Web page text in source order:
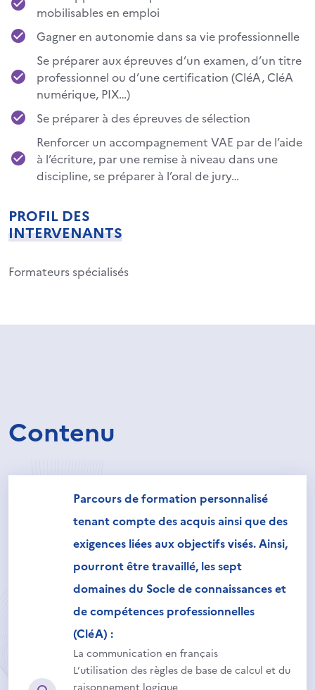
mobilisables en emploi
Gagner en autonomie dans sa vie professionnelle
Se préparer aux épreuves d’un examen, d’un titre
professionnel ou d’une certification (CléA, CléA
numérique, PIX…)
Se préparer à des épreuves de sélection
Renforcer un accompagnement VAE par de l’aide
à l’écriture, par une remise à niveau dans une
discipline, se préparer à l’oral de jury…
PROFIL DES
INTERVENANTS
Formateurs spécialisés
Contenu
Parcours de formation personnalisé
tenant compte des acquis ainsi que des
exigences liées aux objectifs visés. Ainsi,
pourront être travaillé, les sept
domaines du Socle de connaissances et
de compétences professionnelles
(CléA) :
La communication en français
L’utilisation des règles de base de calcul et du
raisonnement logique